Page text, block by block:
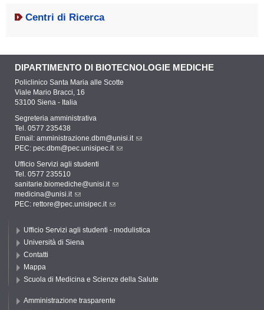
Centri di Ricerca
DIPARTIMENTO DI BIOTECNOLOGIE MEDICHE
Policlinico Santa Maria alle Scotte
Viale Mario Bracci, 16
53100 Siena - Italia
Segreteria amministrativa
Tel. 0577 235438
Email: amministrazione.dbm@unisi.it
PEC: pec.dbm@pec.unisipec.it
Ufficio Servizi agli studenti
Tel. 0577 235510
sanitarie.biomediche@unisi.it
medicina@unisi.it
PEC: rettore@pec.unisipec.it
Ufficio Servizi agli studenti - modulistica
Università di Siena
Contatti
Mappa
Scuola di Medicina e Scienze della Salute
Amministrazione trasparente